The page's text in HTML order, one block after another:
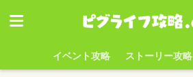
イベント攻略 ストーリー攻略